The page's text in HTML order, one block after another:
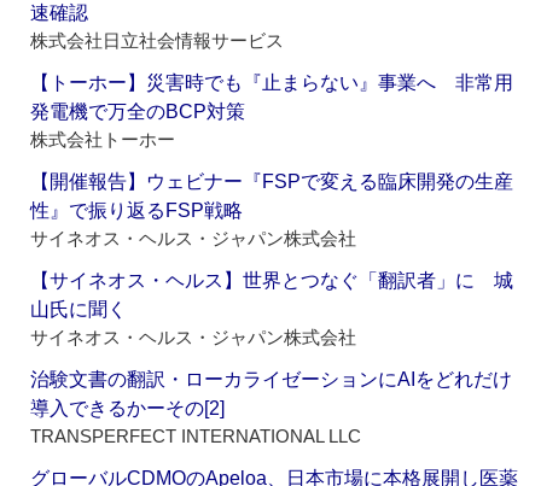
速確認
株式会社日立社会情報サービス
【トーホー】災害時でも『止まらない』事業へ 非常用
発電機で万全のBCP対策
株式会社トーホー
【開催報告】ウェビナー『FSPで変える臨床開発の生産
性』で振り返るFSP戦略
サイネオス・ヘルス・ジャパン株式会社
【サイネオス・ヘルス】世界とつなぐ「翻訳者」に 城
山氏に聞く
サイネオス・ヘルス・ジャパン株式会社
治験文書の翻訳・ローカライゼーションにAIをどれだけ
導入できるかーその[2]
TRANSPERFECT INTERNATIONAL LLC
グローバルCDMOのApeloa、日本市場に本格展開し医薬